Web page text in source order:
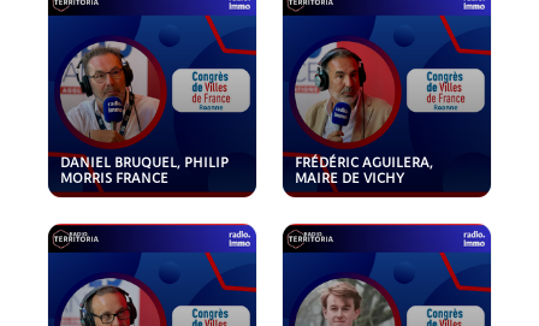
DANIEL BRUQUEL, PHILIP
MORRIS FRANCE
FRÉDÉRIC AGUILERA,
MAIRE DE VICHY